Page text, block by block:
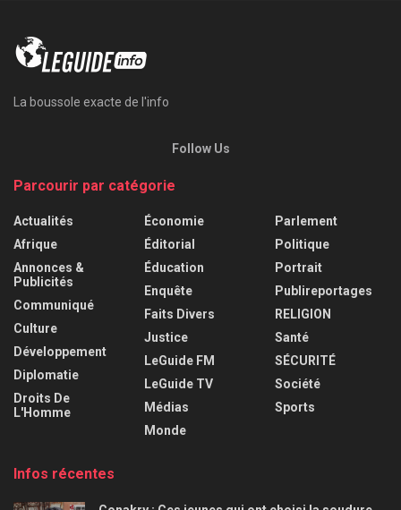
La boussole exacte de l'info
Follow Us
Parcourir par catégorie
Actualités
Afrique
Annonces &
Publicités
Communiqué
Culture
Développement
Diplomatie
Droits De
L'Homme
Économie
Éditorial
Éducation
Enquête
Faits Divers
Justice
LeGuide FM
LeGuide TV
Médias
Monde
Parlement
Politique
Portrait
Publireportages
RELIGION
Santé
SÉCURITÉ
Société
Sports
Infos récentes